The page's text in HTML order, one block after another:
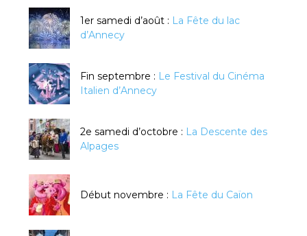
1er samedi d’août : La Fête du lac
d’Annecy
Fin septembre : Le Festival du Cinéma
Italien d’Annecy
2e samedi d’octobre : La Descente des
Alpages
Début novembre : La Fête du Caïon